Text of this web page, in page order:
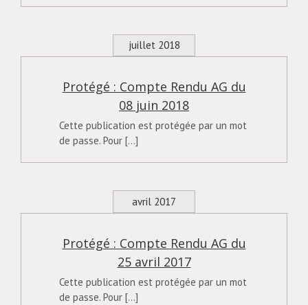
juillet 2018
Protégé : Compte Rendu AG du
08 juin 2018
Cette publication est protégée par un mot
de passe. Pour [...]
avril 2017
Protégé : Compte Rendu AG du
25 avril 2017
Cette publication est protégée par un mot
de passe. Pour [...]